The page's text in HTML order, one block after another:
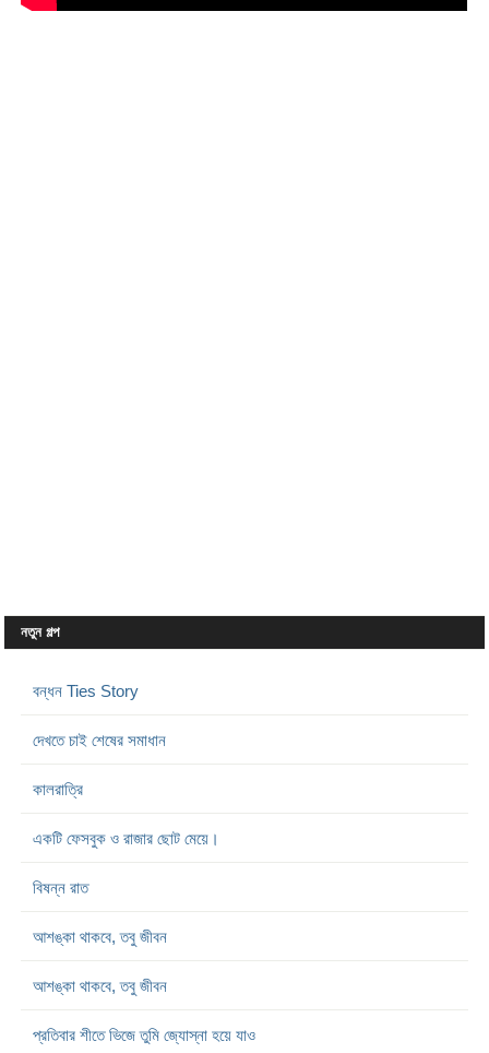
নতুন গল্প
বন্ধন Ties Story
দেখতে চাই শেষের সমাধান
কালরাত্রি
একটি ফেসবুক ও রাজার ছোট মেয়ে।
বিষন্ন রাত
আশঙ্কা থাকবে, তবু জীবন
আশঙ্কা থাকবে, তবু জীবন
প্রতিবার শীতে ভিজে তুমি জ্যোস্না হয়ে যাও